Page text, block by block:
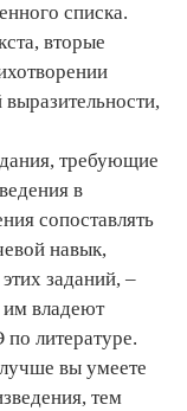
списка.
вторые
требующие
в
сопоставлять
навык,
заданий, –
им владеют
литературе.
вы умеете
тем